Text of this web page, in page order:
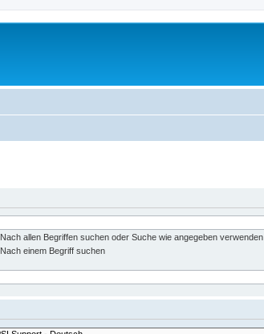
Nach allen Begriffen suchen oder Suche wie angegeben verwenden
Nach einem Begriff suchen